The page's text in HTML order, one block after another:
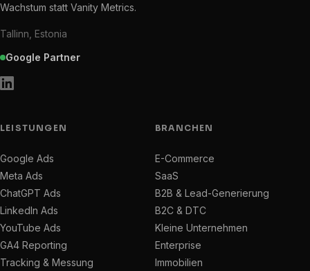
Wachstum statt Vanity Metrics.
Tallinn, Estonia
Google Partner
LEISTUNGEN
Google Ads
Meta Ads
ChatGPT Ads
LinkedIn Ads
YouTube Ads
GA4 Reporting
Tracking & Messung
BRANCHEN
E-Commerce
SaaS
B2B & Lead-Generierung
B2C & DTC
Kleine Unternehmen
Enterprise
Immobilien